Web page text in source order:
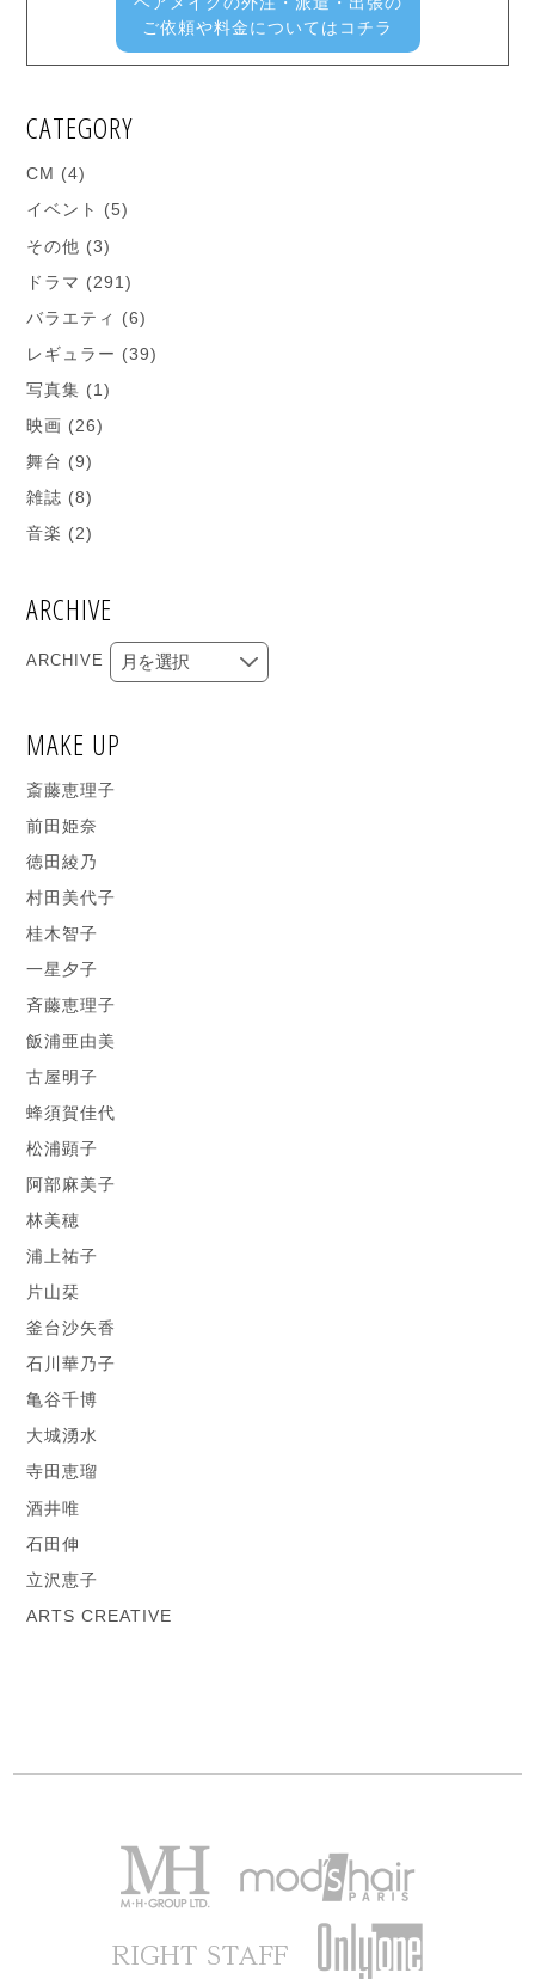
ご依頼や料金についてはコチラ
CATEGORY
CM (4)
イベント
(5)
その他 (3)
ドラマ (291)
バラエティ
(6)
レギュラー (39)
写真集 (1)
映画 (26)
舞台 (9)
雑誌 (8)
音楽 (2)
ARCHIVE
ARCHIVE
MAKE UP
斎藤恵理子
前田姫奈
徳田綾乃
村田美代子
桂木智子
一星夕子
斉藤恵理子
飯浦亜由美
古屋明子
蜂須賀佳代
松浦顕子
阿部麻美子
林美穂
浦上祐子
片山栞
釜台沙矢香
石川華乃子
亀谷千博
大城湧水
寺田恵瑠
酒井唯
石田伸
立沢恵子
ARTS CREATIVE